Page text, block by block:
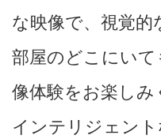
な映像で、視覚的
部屋のどこにい
像体験をお楽しみ
インテリジェント